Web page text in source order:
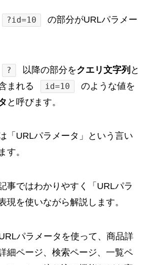
?id=10
の部分がURLパラメー
? 以降の部分をクエリ文字列 と
まれる
id=10
のような値を
と呼びます。
「URLパラメータ」という言い
す。
事ではわかりやすく「URLパラ
現を使いながら解説します。
パラメータを使って、商品詳
細ページ、検索ページ、一覧ペ